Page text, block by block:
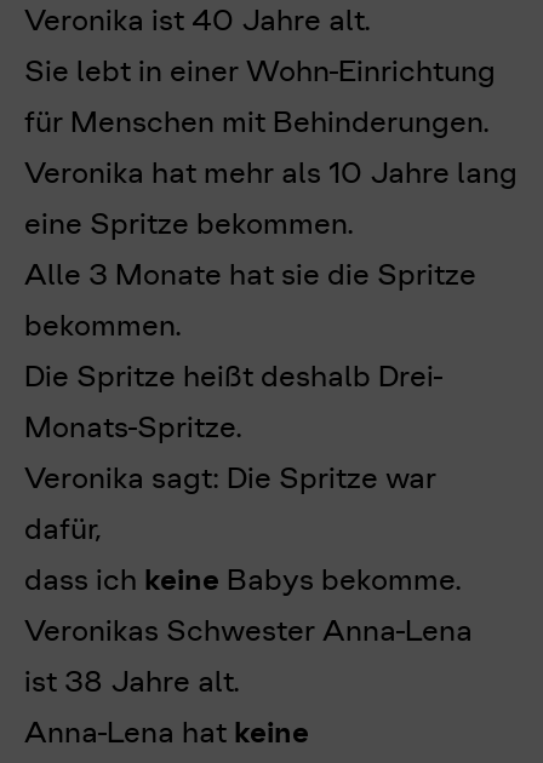
Veronika ist 40 Jahre alt.
Sie lebt in einer Wohn-Einrichtung
für Menschen mit Behinderungen.
Veronika hat mehr als 10 Jahre lang
eine Spritze bekommen.
Alle 3 Monate hat sie die Spritze
bekommen.
Die Spritze heißt deshalb Drei-
Monats-Spritze.
Veronika sagt: Die Spritze war
dafür,
dass ich keine Babys bekomme.
Veronikas Schwester Anna-Lena
ist 38 Jahre alt.
Anna-Lena hat keine